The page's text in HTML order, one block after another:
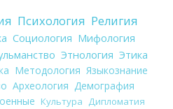
Психология Религия
Социология Мифология
Этнология Этика
Методология Языкознание
Археология Демография
Культура
Дипломатия